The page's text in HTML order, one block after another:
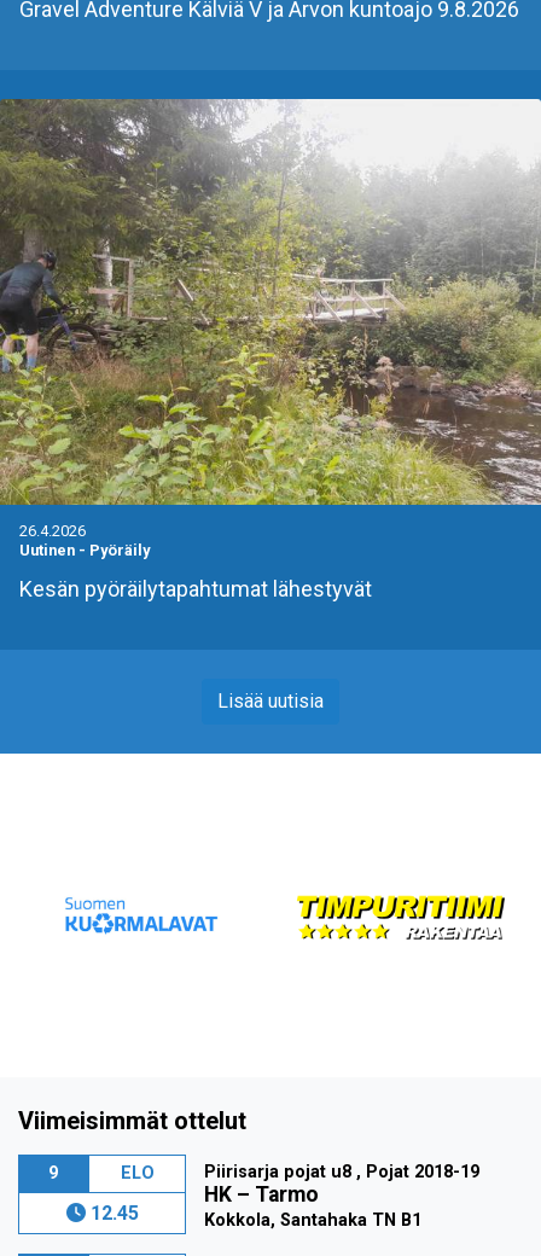
Gravel Adventure Kälviä V ja Arvon kuntoajo 9.8.2026
26.4.2026
Uutinen - Pyöräily
Kesän pyöräilytapahtumat lähestyvät
Lisää uutisia
Viimeisimmät ottelut
9 ELO
12.45
Piirisarja pojat u8 , Pojat 2018-19
HK – Tarmo
Kokkola, Santahaka TN B1